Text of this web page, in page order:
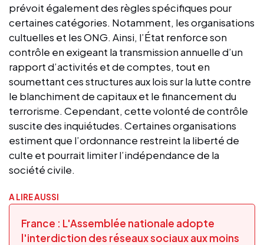
prévoit également des règles spécifiques pour
certaines catégories. Notamment, les organisations
cultuelles et les ONG. Ainsi, l’État renforce son
contrôle en exigeant la transmission annuelle d’un
rapport d’activités et de comptes, tout en
soumettant ces structures aux lois sur la lutte contre
le blanchiment de capitaux et le financement du
terrorisme. Cependant, cette volonté de contrôle
suscite des inquiétudes. Certaines organisations
estiment que l’ordonnance restreint la liberté de
culte et pourrait limiter l’indépendance de la
société civile.
A LIRE AUSSI
France : L'Assemblée nationale adopte
l'interdiction des réseaux sociaux aux moins